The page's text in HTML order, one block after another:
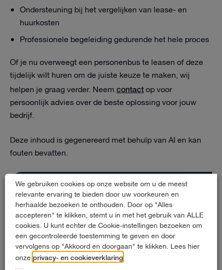
Ondersteuning bij het vergelijken van lease- en
huurkosten
Professionele begeleiding gedurende het hele proces
Of je nu overweegt een personenbus te leasen of deze
tijdelijk wilt huren om de juiste keuze te maken, wij
helpen je graag verder. Neem contactop voor
persoonlijk advies over de beste oplossing voor jouw
bedrijf.
Deze inhoud is gegenereerd met behulp van AI en kan
fouten bevatten.
Contact
Zeppelinstraat 65
2652 XB Berkel en Rodenrijs
010 - 452 03 33
We gebruiken cookies op onze website om u de meest
relevante ervaring te bieden door uw voorkeuren en
herhaalde bezoeken te onthouden. Door op "Alles
accepteren" te klikken, stemt u in met het gebruik van ALLE
cookies. U kunt echter de Cookie-instellingen bezoeken om
een gecontroleerde toestemming te geven en door
vervolgens op "Akkoord en doorgaan" te klikken. Lees hier
onze privacy- en cookieverklaring